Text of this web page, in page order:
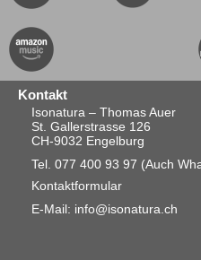
Kontakt
Isonatura – Thomas Auer
St. Gallerstrasse 126
CH-9032 Engelburg
Tel. 077 400 93 97 (Auch
Kontaktformular
E-Mail: info@isonatura.ch